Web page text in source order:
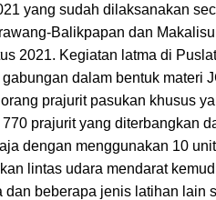
yang sudah dilaksanakan
Balikpapan dan
2021. Kegiatan latma di
dalam bentuk materi
prajurit pasukan khusus
prajurit yang diterbangkan
dengan menggunakan 10
lintas udara mendarat
beberapa jenis latihan lain